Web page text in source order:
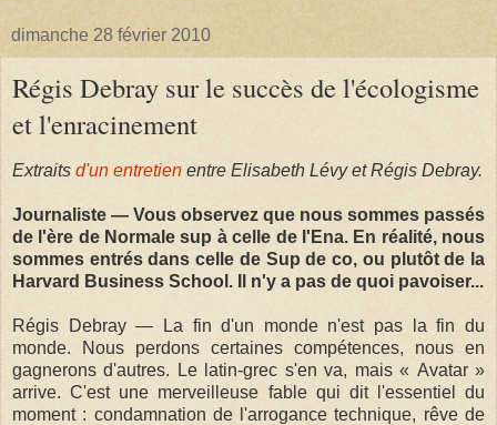
dimanche 28 février 2010
Régis Debray sur le succès de l'écologisme
et l'enracinement
Extraits d'un entretien entre Elisabeth Lévy et Régis Debray.
Journaliste — Vous observez que nous sommes passés
de l'ère de Normale sup à celle de l'Ena. En réalité, nous
sommes entrés dans celle de Sup de co, ou plutôt de la
Harvard Business School. Il n'y a pas de quoi pavoiser...
Régis Debray — La fin d'un monde n'est pas la fin du
monde. Nous perdons certaines compétences, nous en
gagnerons d'autres. Le latin-grec s'en va, mais « Avatar »
arrive. C'est une merveilleuse fable qui dit l'essentiel du
moment : condamnation de l'arrogance technique, rêve de